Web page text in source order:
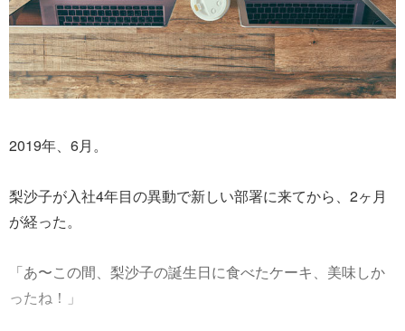
2019年、6月。
梨沙子が入社4年目の異動で新しい部署に来てから、2ヶ月
が経った。
「あ〜この間、梨沙子の誕生日に食べたケーキ、美味しか
ったね！」